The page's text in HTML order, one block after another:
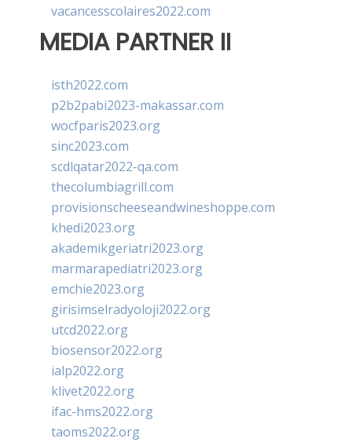
vacancesscolaires2022.com
MEDIA PARTNER II
isth2022.com
p2b2pabi2023-makassar.com
wocfparis2023.org
sinc2023.com
scdlqatar2022-qa.com
thecolumbiagrill.com
provisionscheeseandwineshoppe.com
khedi2023.org
akademikgeriatri2023.org
marmarapediatri2023.org
emchie2023.org
girisimselradyoloji2022.org
utcd2022.org
biosensor2022.org
ialp2022.org
klivet2022.org
ifac-hms2022.org
taoms2022.org